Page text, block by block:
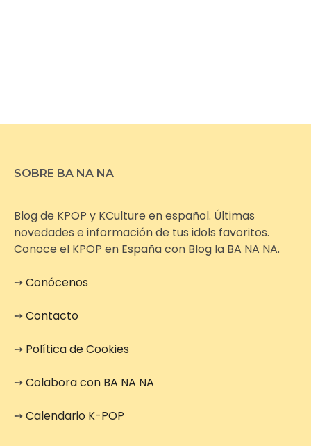
SOBRE BA NA NA
Blog de KPOP y KCulture en español. Últimas
novedades e información de tus idols favoritos.
Conoce el KPOP en España con Blog la BA NA NA.
➙Conócenos
➙Contacto
➙ Política de Cookies
➙Colabora con BA NA NA
➙Calendario K-POP